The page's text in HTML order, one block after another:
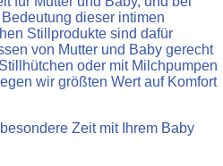
dieser intimen
Stillprodukte sind dafür
von Mutter und Baby gerecht
oder mit Milchpumpen
wir größten Wert auf Komfort
Zeit mit Ihrem Baby